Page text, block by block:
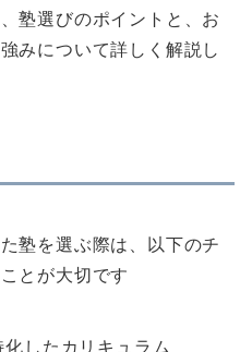
塾選びのポイントと、お
みについて詳しく解説し
塾を選ぶ際は、以下のチ
とが大切です
したカリキュラム